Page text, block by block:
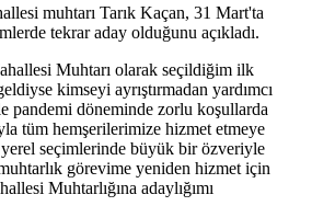
muhtarı Tarık Kaçan, 31 Mart'ta
tekrar aday olduğunu açıkladı.
Muhtarı olarak seçildiğim ilk
kimseyi ayrıştırmadan yardımcı
pandemi döneminde zorlu koşullarda
tüm hemşerilerimize hizmet etmeye
yerel seçimlerinde büyük bir özveriyle
görevime yeniden hizmet için
Muhtarlığına adaylığımı